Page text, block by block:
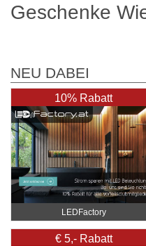
Geschenke
NEU DABEI
10% Rabatt
LEDFactory
€ 5,- Rabatt